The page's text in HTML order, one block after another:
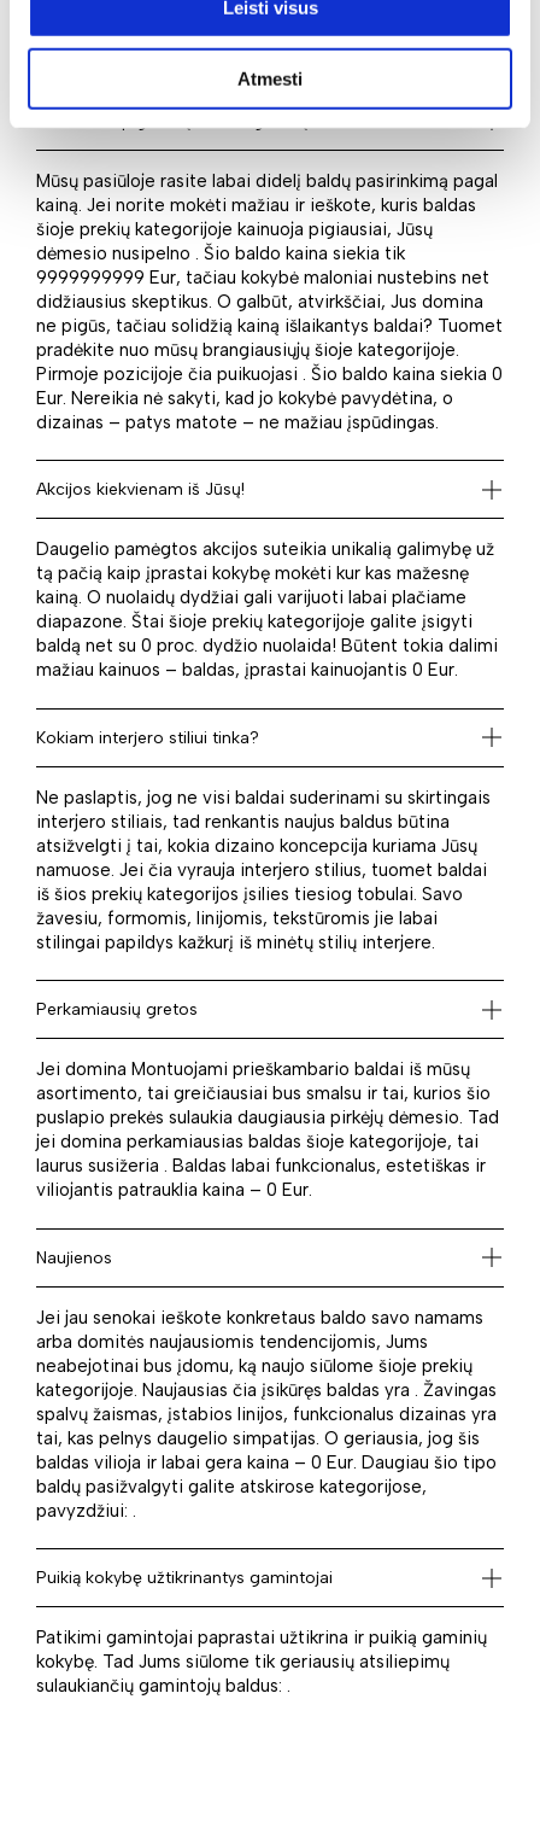
Leisti visus
Atmesti
prekių rasite šiame puslapyje. Taigi identifikuokite savo
el. parduotuvėje.
Mūsų pasiūloje rasite labai didelį baldų pasirinkimą pagal
kainą. Jei norite mokėti mažiau ir ieškote, kuris baldas
šioje prekių kategorijoje kainuoja pigiausiai, Jūsų
dėmesio nusipelno . Šio baldo kaina siekia tik
9999999999 Eur, tačiau kokybė maloniai nustebins net
didžiausius skeptikus. O galbūt, atvirkščiai, Jus domina
ne pigūs, tačiau solidžią kainą išlaikantys baldai? Tuomet
pradėkite nuo mūsų brangiausiųjų šioje kategorijoje.
Pirmoje pozicijoje čia puikuojasi . Šio baldo kaina siekia 0
Eur. Nereikia nė sakyti, kad jo kokybė pavydėtina, o
dizainas – patys matote – ne mažiau įspūdingas.
Akcijos kiekvienam iš Jūsų!
Daugelio pamėgtos akcijos suteikia unikalią galimybę už
tą pačią kaip įprastai kokybę mokėti kur kas mažesnę
kainą. O nuolaidų dydžiai gali varijuoti labai plačiame
diapazone. Štai šioje prekių kategorijoje galite įsigyti
baldą net su 0 proc. dydžio nuolaida! Būtent tokia dalimi
mažiau kainuos – baldas, įprastai kainuojantis 0 Eur.
Kokiam interjero stiliui tinka?
Ne paslaptis, jog ne visi baldai suderinami su skirtingais
interjero stiliais, tad renkantis naujus baldus būtina
atsižvelgti į tai, kokia dizaino koncepcija kuriama Jūsų
namuose. Jei čia vyrauja interjero stilius, tuomet baldai
iš šios prekių kategorijos įsilies tiesiog tobulai. Savo
žavesiu, formomis, linijomis, tekstūromis jie labai
stilingai papildys kažkurį iš minėtų stilių interjere.
Perkamiausių gretos
Jei domina Montuojami prieškambario baldai iš mūsų
asortimento, tai greičiausiai bus smalsu ir tai, kurios šio
puslapio prekės sulaukia daugiausia pirkėjų dėmesio. Tad
jei domina perkamiausias baldas šioje kategorijoje, tai
laurus susižeria . Baldas labai funkcionalus, estetiškas ir
viliojantis patrauklia kaina – 0 Eur.
Naujienos
Jei jau senokai ieškote konkretaus baldo savo namams
arba domitės naujausiomis tendencijomis, Jums
neabejotinai bus įdomu, ką naujo siūlome šioje prekių
kategorijoje. Naujausias čia įsikūręs baldas yra . Žavingas
spalvų žaismas, įstabios linijos, funkcionalus dizainas yra
tai, kas pelnys daugelio simpatijas. O geriausia, jog šis
baldas vilioja ir labai gera kaina – 0 Eur. Daugiau šio tipo
baldų pasižvalgyti galite atskirose kategorijose,
pavyzdžiui: .
Puikią kokybę užtikrinantys gamintojai
Patikimi gamintojai paprastai užtikrina ir puikią gaminių
kokybę. Tad Jums siūlome tik geriausių atsiliepimų
sulaukiančių gamintojų baldus: .